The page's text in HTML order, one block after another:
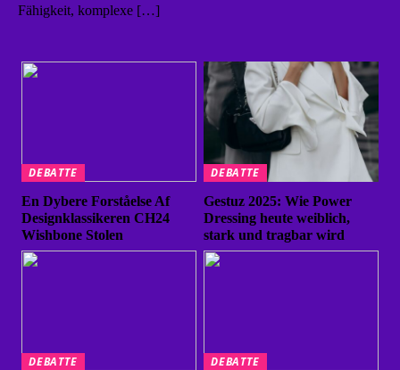
Fähigkeit, komplexe […]
DEBATTE
En Dybere Forståelse Af
Designklassikeren CH24
Wishbone Stolen
DEBATTE
Gestuz 2025: Wie Power
Dressing heute weiblich,
stark und tragbar wird
DEBATTE
DEBATTE